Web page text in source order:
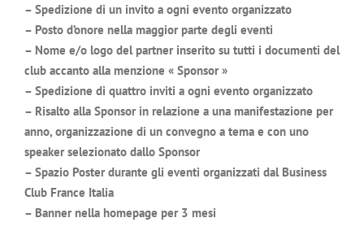
– Spedizione di un invito a ogni evento organizzato
– Posto d’onore nella maggior parte degli eventi
– Nome e/o logo del partner inserito su tutti i documenti del
club accanto alla menzione « Sponsor »
– Spedizione di quattro inviti a ogni evento organizzato
– Risalto alla Sponsor in relazione a una manifestazione per
anno, organizzazione di un convegno a tema e con uno
speaker selezionato dallo Sponsor
– Spazio Poster durante gli eventi organizzati dal Business
Club France Italia
– Banner nella homepage per 3 mesi